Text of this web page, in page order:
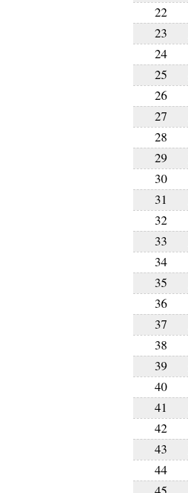
22
23
24
25
26
27
28
29
30
31
32
33
34
35
36
37
38
39
40
41
42
43
44